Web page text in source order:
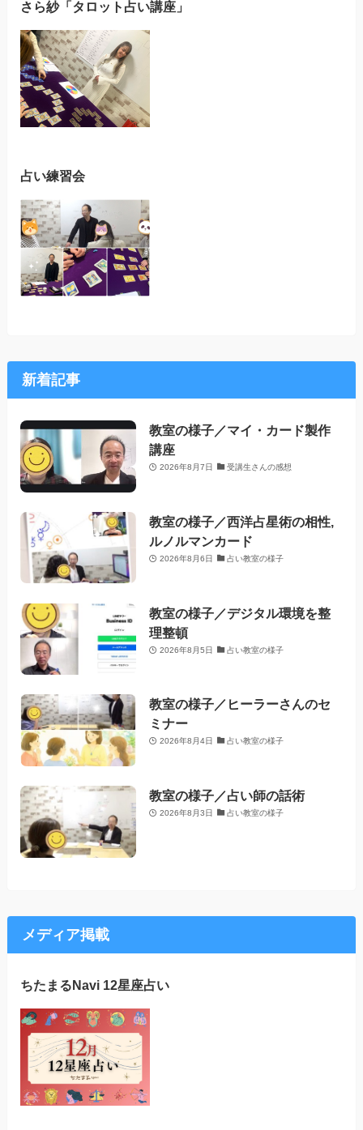
さら紗「タロット占い講座」
占い練習会
新着記事
教室の様子／マイ・カード製作
講座
2026年8月7日 受講生さんの感想
教室の様子／西洋占星術の相性,
ルノルマンカード
2026年8月6日 占い教室の様子
教室の様子／デジタル環境を整
理整頓
2026年8月5日 占い教室の様子
教室の様子／ヒーラーさんのセ
ミナー
2026年8月4日 占い教室の様子
教室の様子／占い師の話術
2026年8月3日 占い教室の様子
メディア掲載
ちたまるNavi 12星座占い